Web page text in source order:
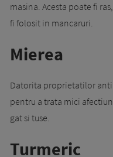
masina. Acesta poate fi
fi folosit in mancaruri.
Mierea
Datorita proprietatilor
pentru a trata mici
gat si tuse.
Turmeric